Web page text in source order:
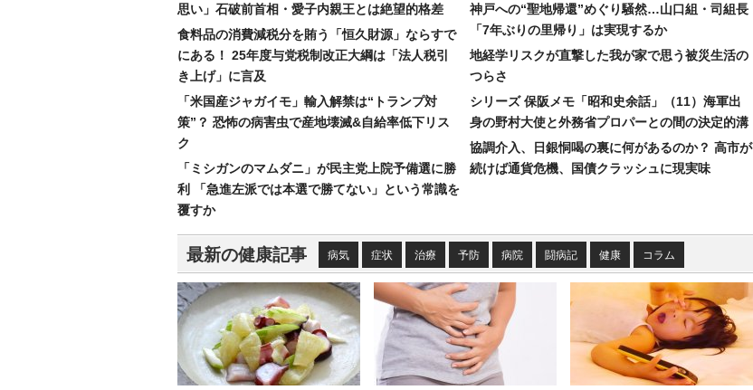
思い」石破前首相・愛子内親王とは絶望的格差
食料品の消費減税分を賄う「恒久財源」ならすで
にある！ 25年度与党税制改正大綱は「法人税引
き上げ」に言及
「米国産ジャガイモ」輸入解禁は“トランプ対
策”？ 恐怖の病害虫で産地壊滅&自給率低下リス
ク
「ミシガンのマムダニ」が民主党上院予備選に勝
利 「急進左派では本選で勝てない」という常識を
覆すか
神戸への“聖地帰還”めぐり騒然…山口組・司組長
「7年ぶりの里帰り」は実現するか
地経学リスクが直撃した我が家で思う被災生活の
つらさ
シリーズ 保阪メモ「昭和史余話」（11）海軍出
身の野村大使と外務省プロパーとの間の決定的溝
協調介入、日銀恫喝の裏に何があるのか？ 高市が
続けば通貨危機、国債クラッシュに現実味
最新の健康記事 病気 症状 治療 予防 病院 闘病記 健康 コラム